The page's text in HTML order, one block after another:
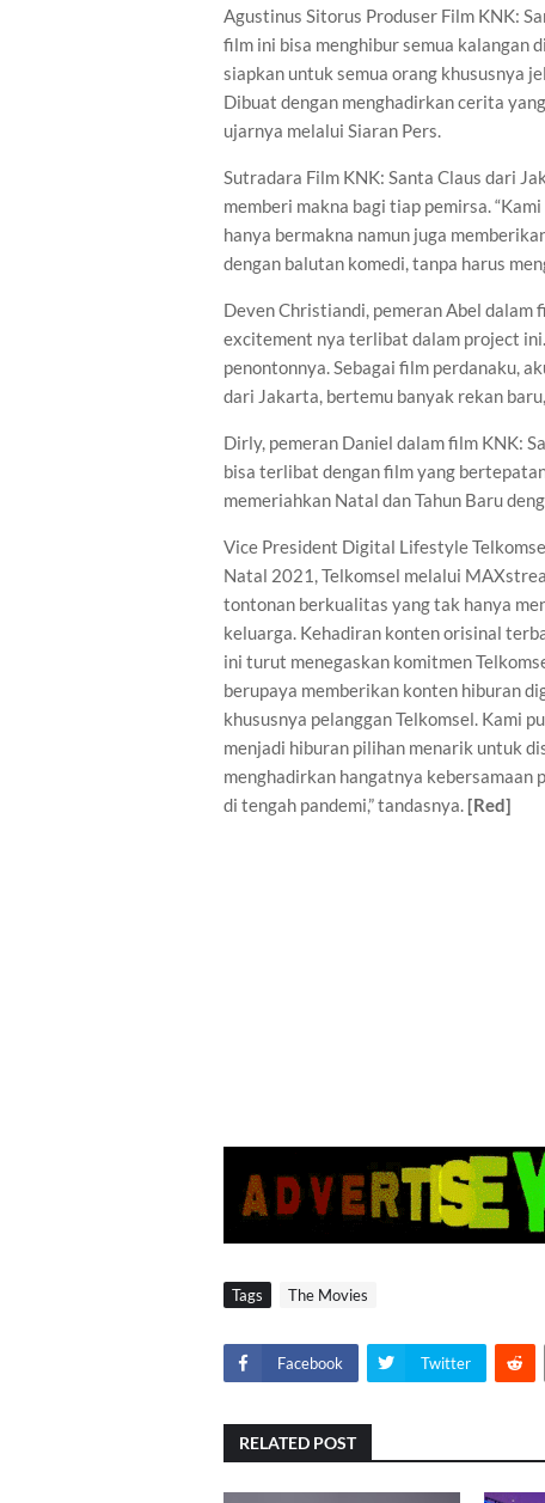
Agustinus Sitorus Produser Film KNK:
film ini bisa menghibur semua kalangan
siapkan untuk semua orang khususnya
Dibuat dengan menghadirkan cerita
ujarnya melalui Siaran Pers.
Sutradara Film KNK: Santa Claus dari
memberi makna bagi tiap pemirsa.
hanya bermakna namun juga
dengan balutan komedi, tanpa harus
Deven Christiandi, pemeran Abel dalam
excitement nya terlibat dalam project
penontonnya. Sebagai film perdanaku,
dari Jakarta, bertemu banyak rekan
Dirly, pemeran Daniel dalam film KNK:
bisa terlibat dengan film yang
memeriahkan Natal dan Tahun Baru
Vice President Digital Lifestyle
Natal 2021, Telkomsel melalui
tontonan berkualitas yang tak hanya
keluarga. Kehadiran konten orisinal
ini turut menegaskan komitmen
berupaya memberikan konten hiburan
khususnya pelanggan Telkomsel. Kami
menjadi hiburan pilihan menarik untuk
menghadirkan hangatnya kebersamaan
di tengah pandemi,” tandasnya. [Red]
Tags The Movies
Facebook Twitter
RELATED POST